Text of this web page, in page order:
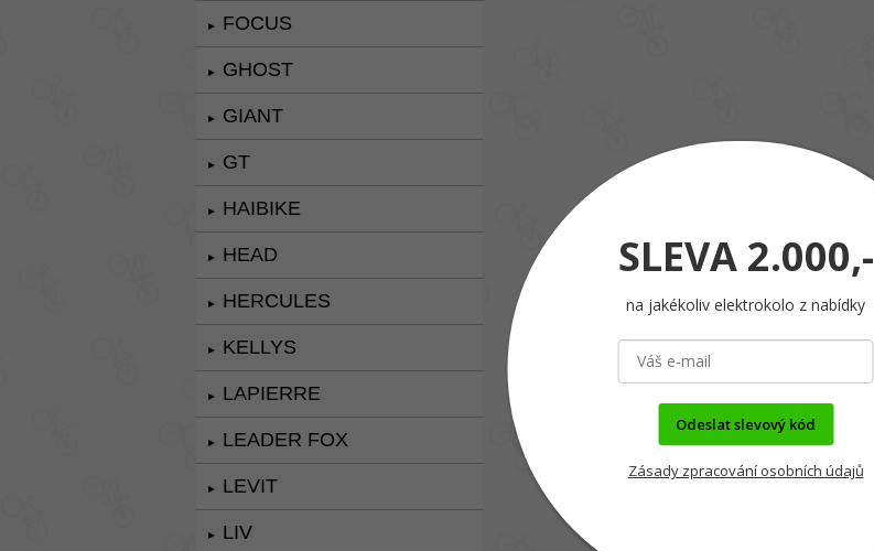
► FOCUS
► GHOST
► GIANT
► GT
► HAIBIKE
► HEAD
► HERCULES
► KELLYS
► LAPIERRE
► LEADER FOX
► LEVIT
► LIV
SLEVA 2.000,-
na jakékoliv elektrokolo z nabídky
Odeslat slevový kód
Zásady zpracování osobních údajů